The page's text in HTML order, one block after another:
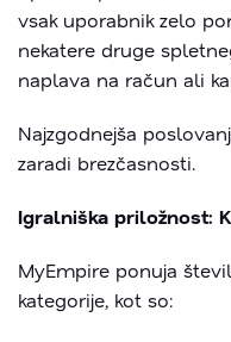
vsak uporabnik zelo
nekatere druge
naplava na račun ali
Najzgodnejša
zaradi brezčasnosti.
Igralniška priložnost:
MyEmpire ponuja
kategorije, kot so: